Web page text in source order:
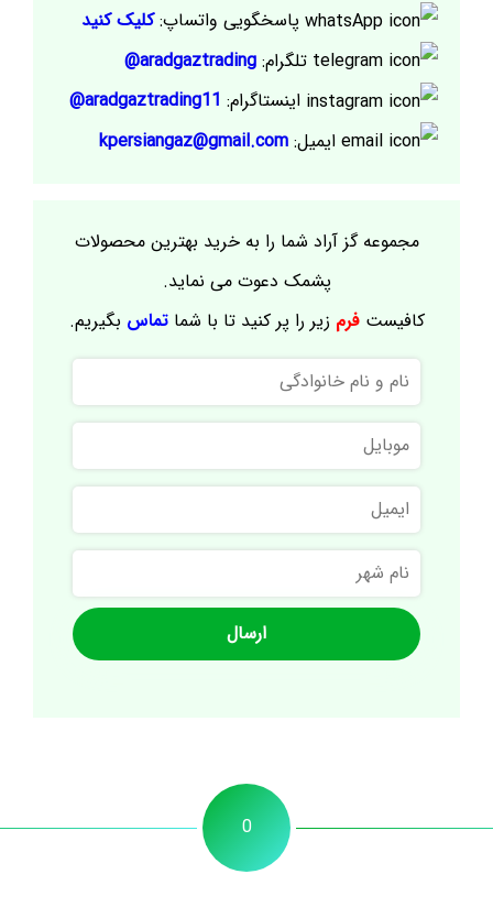
پاسخگویی واتساپ:کلیک کنید
تلگرام: aradgaztrading@
اینستاگرام: aradgaztrading11@
ایمیل: kpersiangaz@gmail.com
مجموعه گز آراد شما را به خرید بهترین محصولات
پشمک دعوت می نماید.
کافیستفرم زیر را پر کنید تا با شماتماس بگیریم.
نام
و
نام
خانوادگی
موبایل
ایمیل
نام
شهر
0